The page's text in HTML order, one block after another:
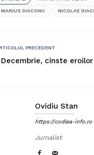
MARIUS DIACONU NICOLAE
PRECEDENT
Decembrie, cinste
Ovidiu Stan
https://codlea-info.ro
Jurnalist